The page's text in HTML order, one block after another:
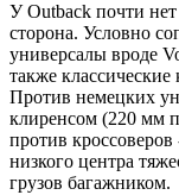
У Outback почти
сторона. Условно
универсалы вроде
также
Против немецких
клиренсом (220 мм
против кроссоверов
низкого центра
грузов багажником.